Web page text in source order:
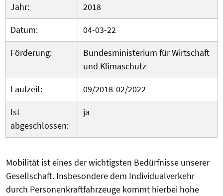
Jahr:
2018
Datum:
04-03-22
Förderung:
Bundesministerium für Wirtschaft
und Klimaschutz
Laufzeit:
09/2018-02/2022
Ist
abgeschlossen:
ja
Mobilität ist eines der wichtigsten Bedürfnisse unserer
Gesellschaft. Insbesondere dem Individualverkehr
durch Personenkraftfahrzeuge kommt hierbei hohe